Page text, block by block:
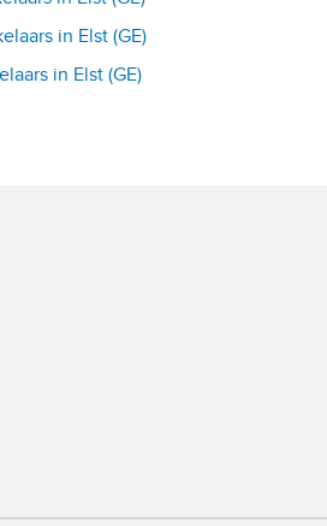
in Elst (GE)
in Elst (GE)